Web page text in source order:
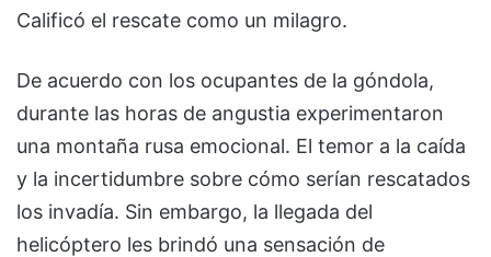
Calificó el rescate como un milagro.
De acuerdo con los ocupantes de la góndola,
durante las horas de angustia experimentaron
una montaña rusa emocional. El temor a la caída
y la incertidumbre sobre cómo serían rescatados
los invadía. Sin embargo, la llegada del
helicóptero les brindó una sensación de